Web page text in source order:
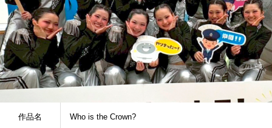
作品名 Who is the Crown?